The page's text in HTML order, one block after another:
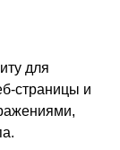
для
страницы и